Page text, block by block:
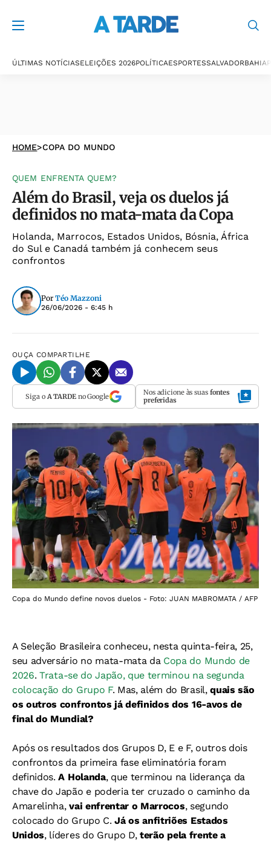
ÚLTIMAS NOTÍCIASELEIÇÕES 2026POLÍTICAESPORTESSALVADORBAHIA
HOME>COPA DO MUNDO
QUEM ENFRENTA QUEM?
Além do Brasil, veja os duelos já
definidos no mata-mata da Copa
Holanda, Marrocos, Estados Unidos, Bósnia, África
do Sul e Canadá também já conhecem seus
confrontos
Por Téo Mazzoni
26/06/2026 - 6:45 h
OUÇA COMPARTILHE
Siga o A TARDEno Google Nos adicione às suas fontes
preferidas
Copa do Mundo define novos duelos - Foto: JUAN MABROMATA / AFP
A Seleção Brasileira conheceu, nesta quinta-feira, 25,
seu adversário no mata-mata da Copa do Mundo de
2026.Trata-se do Japão, que terminou na segunda
colocação do Grupo F. Mas, além do Brasil,quais são
os outros confrontos já definidos dos 16-avos de
final do Mundial?
Após os resultados dos Grupos D, E e F, outros dois
confrontos da primeira fase eliminatória foram
definidos.A Holanda, que terminou na liderança da
chave do Japão e poderia ter cruzado o caminho da
Amarelinha,vai enfrentar o Marrocos, segundo
colocado do Grupo C.Já os anfitriões Estados
Unidos, líderes do Grupo D,terão pela frente a